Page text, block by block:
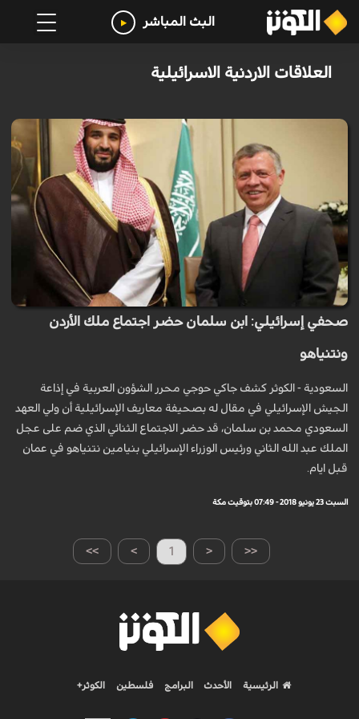
البث المباشر
العلاقات الاردنية الاسرائيلية
صحفي إسرائيلي: ابن سلمان حضر اجتماع ملك الأردن
ونتنياهو
السعودية - الكوثر كشف جاكي حوجي محرر الشؤون العربية في إذاعة
الجيش الإسرائيلي في مقال له بصحيفة معاريف الإسرائيلية أن ولي العهد
السعودي محمد بن سلمان، قد حضر الاجتماع الثنائي الذي ضم على عجل
الملك عبد الله الثاني ورئيس الوزراء الإسرائيلي بنيامين نتنياهو في عمان
قبل ايام.
السبت 23 يونيو 2018 - 07:49 بتوقيت مكة
>> > 1 < <<
الرئيسية الأحدث البرامج فلسطين الكوثر+